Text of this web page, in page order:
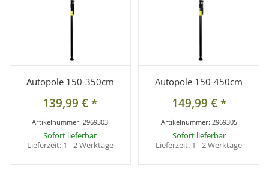
Autopole 150-350cm
139,99 €*
Artikelnummer:2969303
Sofort lieferbar
Lieferzeit: 1 - 2 Werktage
Autopole 150-450cm
149,99 €*
Artikelnummer: 2969305
Sofort lieferbar
Lieferzeit: 1 - 2 Werktage